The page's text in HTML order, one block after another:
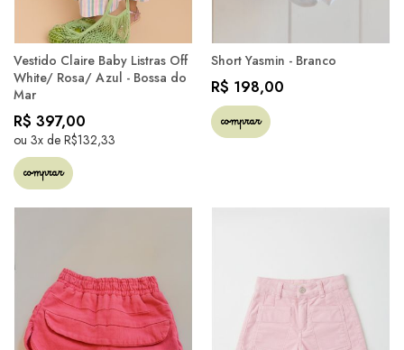
Vestido Claire Baby Listras Off
White/ Rosa/ Azul - Bossa do
Mar
R$ 397,00
ou 3x de R$132,33
comprar
Short Yasmin - Branco
R$ 198,00
comprar